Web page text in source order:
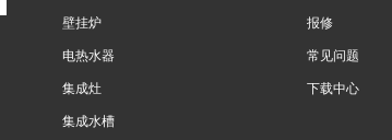
壁挂炉
电热水器
集成灶
集成水槽
报修
常见问题
下载中心